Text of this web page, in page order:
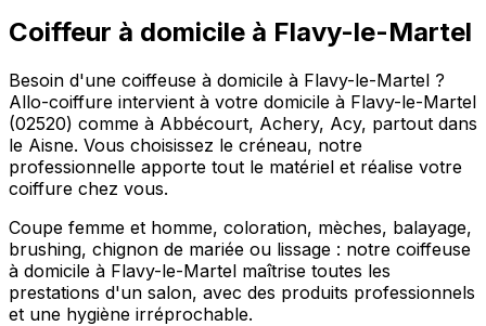
Coiffeur à domicile à Flavy-le-Martel
Besoin d'une coiffeuse à domicile à Flavy-le-Martel ?
Allo-coiffure intervient à votre domicile à Flavy-le-Martel
(02520) comme à Abbécourt, Achery, Acy, partout dans
le Aisne. Vous choisissez le créneau, notre
professionnelle apporte tout le matériel et réalise votre
coiffure chez vous.
Coupe femme et homme, coloration, mèches, balayage,
brushing, chignon de mariée ou lissage : notre coiffeuse
à domicile à Flavy-le-Martel maîtrise toutes les
prestations d'un salon, avec des produits professionnels
et une hygiène irréprochable.